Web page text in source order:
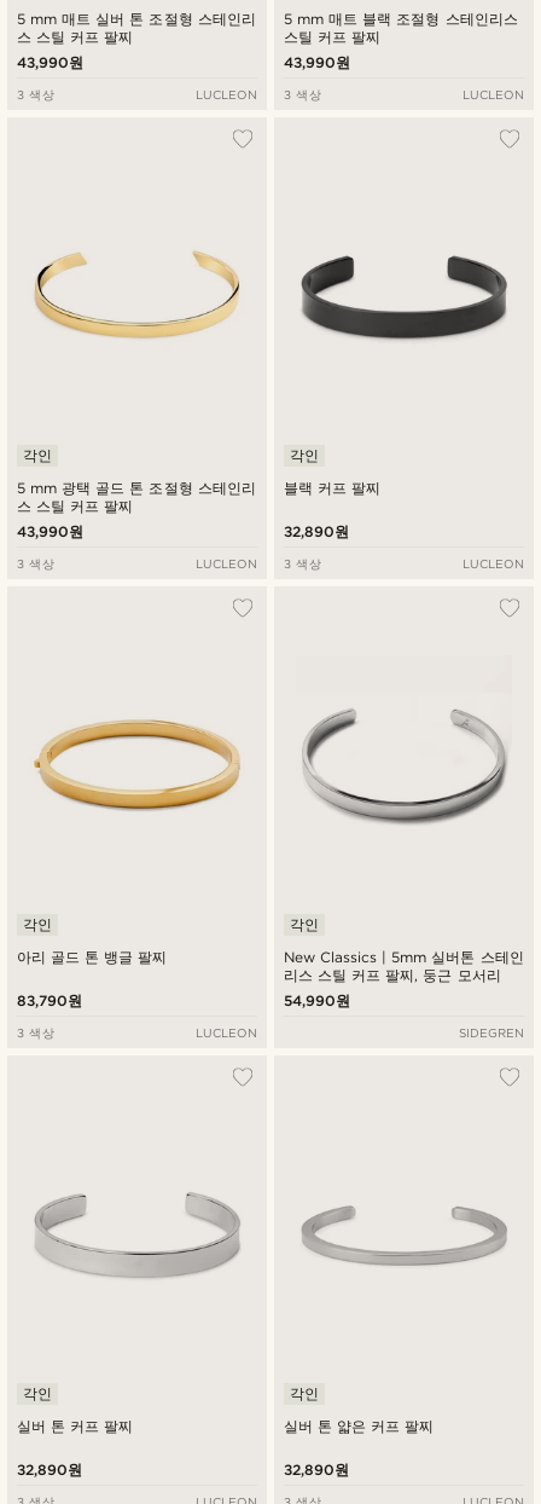
5 mm 매트 실버 톤 조절형 스테인리
스 스틸 커프 팔찌
43,990원
3 색상 LUCLEON
5 mm 매트 블랙 조절형 스테인리스
스틸 커프 팔찌
43,990원
3 색상 LUCLEON
5 mm 광택 골드 톤 조절형 스테인리
스 스틸 커프 팔찌
각인
43,990원
3 색상 LUCLEON
블랙 커프 팔찌
각인
32,890원
3 색상 LUCLEON
아리 골드 톤 뱅글 팔찌
각인
83,790원
3 색상 LUCLEON
New Classics | 5mm 실버톤 스테인
리스 스틸 커프 팔찌, 둥근 모서리
각인
54,990원
SIDEGREN
실버 톤 커프 팔찌
각인
32,890원
실버 톤 얇은 커프 팔찌
각인
32,890원